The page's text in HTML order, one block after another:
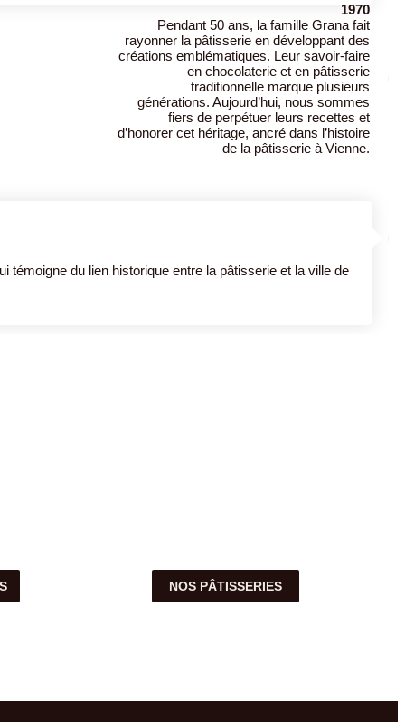
1970
Pendant 50 ans, la famille Grana fait
rayonner la pâtisserie en développant des
créations emblématiques. Leur savoir-faire
en chocolaterie et en pâtisserie
traditionnelle marque plusieurs
générations. Aujourd’hui, nous sommes
fiers de perpétuer leurs recettes et
d’honorer cet héritage, ancré dans l’histoire
de la pâtisserie à Vienne.
témoigne du lien historique entre la pâtisserie et la ville de
NOS PÂTISSERIES